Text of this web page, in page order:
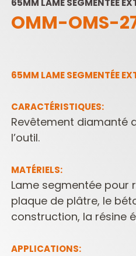
PLAQUETTES
RÉVERSIBLES ET
65MM LAME SEGMENTÉE
OMM-OMS-
65MM LAME SEGMENTÉE
CARACTÉRISTIQUES:
Revêtement diamanté
l’outil.
MATÉRIELS:
Lame segmentée pour
plaque de plâtre, le
construction, la résine
APPLICATIONS: